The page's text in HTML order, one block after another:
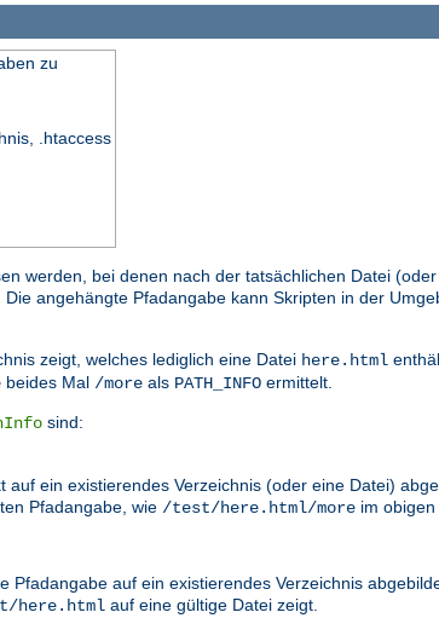
zu
.htaccess
werden, bei denen nach der tatsächlichen Datei
angehängte Pfadangabe kann Skripten in der
zeigt, welches lediglich eine Datei here.html
beides Mal /more als PATH_INFO ermittelt.
sind:
ein existierendes Verzeichnis (oder eine Datei)
Pfadangabe, wie /test/here.html/more im
Pfadangabe auf ein existierendes Verzeichnis
here.html auf eine gültige Datei zeigt.